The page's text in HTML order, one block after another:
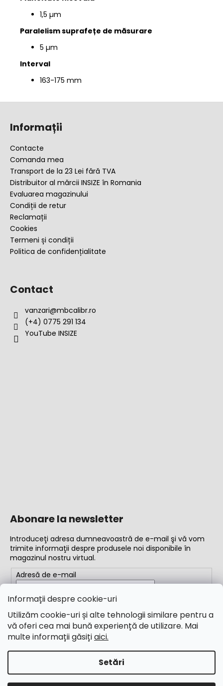
Informații despre cookie-uri
Utilizăm cookie-uri și alte tehnologii similare pentru a
vă oferi cea mai bună experiență de utilizare. Mai
multe informații găsițiaici.
Setări
1,5 µm
Paralelism suprafețe de măsurare
5 µm
Interval
163-175 mm
Informații
Contacte
Comanda mea
Transport de la 23 Lei fără TVA
Distribuitor al mărcii INSIZE în Romania
Evaluarea magazinului
Condiții de retur
Reclamații
Cookies
Termeni și condiții
Politica de confidențialitate
Contact
vanzari@mbcalibr.ro
(+4) 0775 291 134
YouTube INSIZE
Abonare la newsletter
Introduceţi adresa dumneavoastră de e-mail şi vă vom
trimite informaţii despre produsele noi disponibile în
magazinul nostru virtual.
Adresă de e-mail
Completând adresa de e-mail, acceptați
condițiile
ABONARE